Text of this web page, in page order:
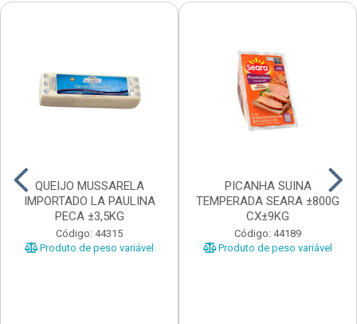
QUEIJO MUSSARELA
IMPORTADO LA PAULINA
PECA ±3,5KG
Código: 44315
Produto de peso variável
PICANHA SUINA
TEMPERADA SEARA ±800G
CX±9KG
Código: 44189
Produto de peso variável